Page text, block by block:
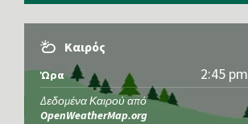
Καιρός
Ώρα 2:45 pm
Δεδομένα Καιρού από
OpenWeatherMap.org